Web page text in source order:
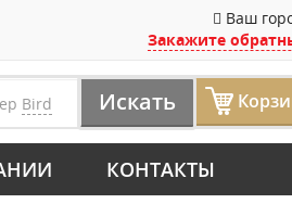
Ваш
Закажите
Bird Искать
КОНТАКТЫ